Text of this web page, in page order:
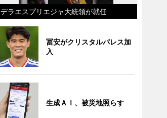
デラエスプリエジャ大統領が就任
冨安がクリスタルパレス加
入
生成ＡＩ、被災地照らす